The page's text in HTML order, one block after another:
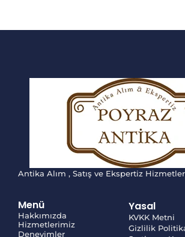
Antika Alım , Satış ve Ekspertiz
Menü
Hakkımızda
Hizmetlerimiz
Deneyimler
Yasal
KVKK Metni
Gizlilik